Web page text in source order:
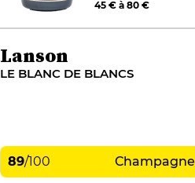
45 € à 80 €
Lanson
LE BLANC DE BLANCS
89/100 Champagne